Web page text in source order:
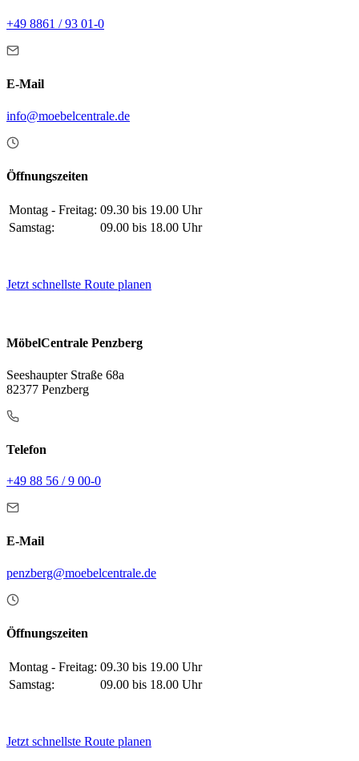
+49 8861 / 93 01-0
E-Mail
info@moebelcentrale.de
Öffnungszeiten
Montag - Freitag: 09.30 bis 19.00 Uhr
Samstag:
09.00 bis 18.00 Uhr
Jetzt schnellste Route planen
MöbelCentrale Penzberg
Seeshaupter Straße 68a
82377 Penzberg
Telefon
+49 88 56 / 9 00-0
E-Mail
penzberg@moebelcentrale.de
Öffnungszeiten
Montag - Freitag: 09.30 bis 19.00 Uhr
Samstag:
09.00 bis 18.00 Uhr
Jetzt schnellste Route planen